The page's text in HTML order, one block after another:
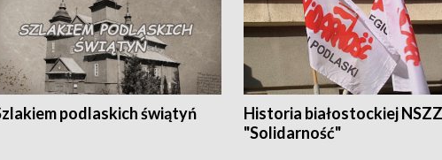
podlaskich świątyń
Historia białostockiej NSZZ
"Solidarność"